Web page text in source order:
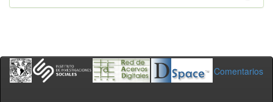
Comentarios